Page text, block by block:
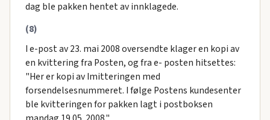
dag ble pakken hentet av innklagede.
(8)
I e-post av 23. mai 2008 oversendte klager en kopi av
en kvittering fra Posten, og fra e- posten hitsettes:
"Her er kopi av Imitteringen med
forsendelsesnummeret. I følge Postens kundesenter
ble kvitteringen for pakken lagt i postboksen